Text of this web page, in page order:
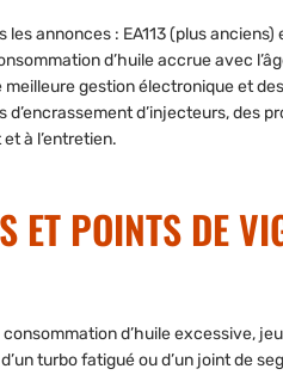
annonces : EA113 (plus anciens)
d’huile accrue avec
gestion électronique et
d’injecteurs, des
à l’entretien.
ET POINTS DE
d’huile excessive,
turbo fatigué ou d’un joint de